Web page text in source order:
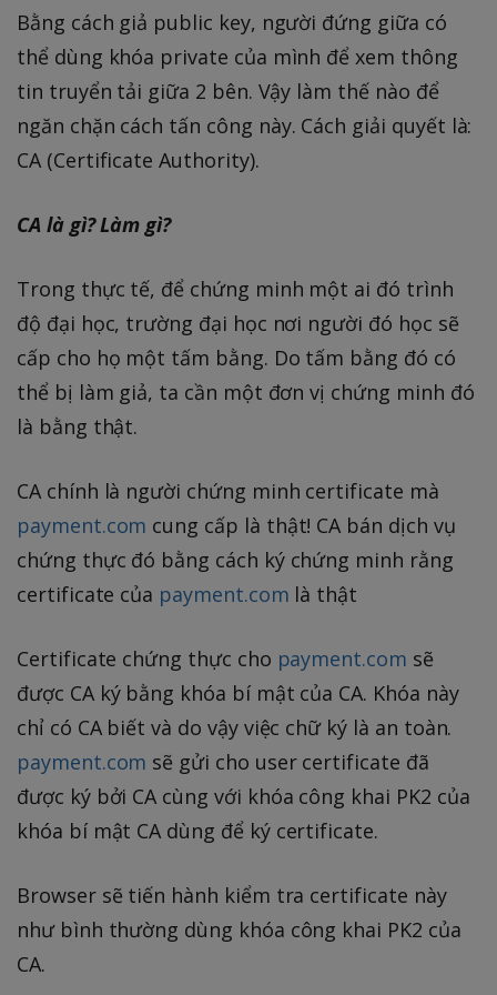
Bằng cách giả public key, người đứng giữa có
thể dùng khóa private của mình để xem thông
tin truyển tải giữa 2 bên. Vậy làm thế nào để
ngăn chặn cách tấn công này. Cách giải quyết là:
CA (Certificate Authority).
CA là gì? Làm gì?
Trong thực tế, để chứng minh một ai đó trình
độ đại học, trường đại học nơi người đó học sẽ
cấp cho họ một tấm bằng. Do tấm bằng đó có
thể bị làm giả, ta cần một đơn vị chứng minh đó
là bằng thật.
CA chính là người chứng minh certificate mà
payment.com cung cấp là thật! CA bán dịch vụ
chứng thực đó bằng cách ký chứng minh rằng
certificate của payment.com là thật
Certificate chứng thực cho payment.com sẽ
được CA ký bằng khóa bí mật của CA. Khóa này
chỉ có CA biết và do vậy việc chữ ký là an toàn.
payment.com sẽ gửi cho user certificate đã
được ký bởi CA cùng với khóa công khai PK2 của
khóa bí mật CA dùng để ký certificate.
Browser sẽ tiến hành kiểm tra certificate này
như bình thường dùng khóa công khai PK2 của
CA.